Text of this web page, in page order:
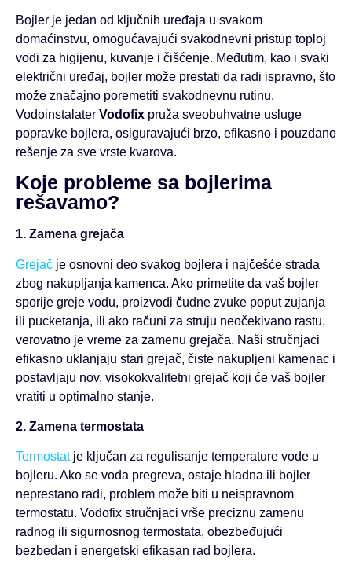
Bojler je jedan od ključnih uređaja u svakom
domaćinstvu, omogućavajući svakodnevni pristup toploj
vodi za higijenu, kuvanje i čišćenje. Međutim, kao i svaki
električni uređaj, bojler može prestati da radi ispravno, što
može značajno poremetiti svakodnevnu rutinu.
Vodoinstalater Vodofix pruža sveobuhvatne usluge
popravke bojlera, osiguravajući brzo, efikasno i pouzdano
rešenje za sve vrste kvarova.
Koje probleme sa bojlerima
rešavamo?
1. Zamena grejača
Grejač je osnovni deo svakog bojlera i najčešće strada
zbog nakupljanja kamenca. Ako primetite da vaš bojler
sporije greje vodu, proizvodi čudne zvuke poput zujanja
ili pucketanja, ili ako računi za struju neočekivano rastu,
verovatno je vreme za zamenu grejača. Naši stručnjaci
efikasno uklanjaju stari grejač, čiste nakupljeni kamenac i
postavljaju nov, visokokvalitetni grejač koji će vaš bojler
vratiti u optimalno stanje.
2. Zamena termostata
Termostatje ključan za regulisanje temperature vode u
bojleru. Ako se voda pregreva, ostaje hladna ili bojler
neprestano radi, problem može biti u neispravnom
termostatu. Vodofix stručnjaci vrše preciznu zamenu
radnog ili sigurnosnog termostata, obezbeđujući
bezbedan i energetski efikasan rad bojlera.